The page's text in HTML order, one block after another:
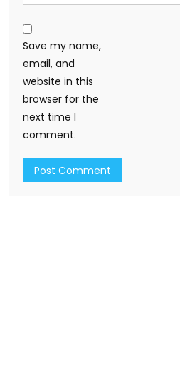
Save my name,
email, and
website in this
browser for the
next time I
comment.